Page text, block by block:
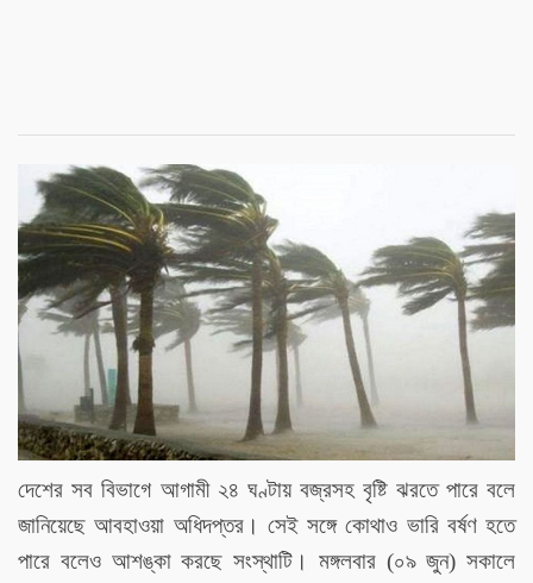
দেশের সব বিভাগে আগামী ২৪ ঘণ্টায় বজ্রসহ বৃষ্টি ঝরতে পারে বলে
জানিয়েছে আবহাওয়া অধিদপ্তর। সেই সঙ্গে কোথাও ভারি বর্ষণ হতে
পারে বলেও আশঙ্কা করছে সংস্থাটি। মঙ্গলবার (০৯ জুন) সকালে